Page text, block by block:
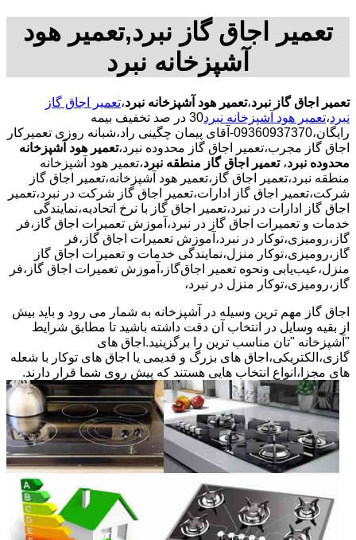
تعمیر اجاق گاز نبرد,تعمیر هود
آشپزخانه نبرد
تعمیر اجاق گاز نبرد،تعمیر هود آشپزخانه نبرد،تعمیر اجاق گاز
نبرد،تعمیر هود آشپزخانه نبرد
30 در صد تخفیف بیمه
رایگان،09360937370-آقای پیمان چگینی راد،شبانه روزی تعمیرکار
اجاق گاز مجرب،تعمیر اجاق گاز محدوده نبرد،تعمیر هود آشپزخانه
محدوده نبرد، تعمیر اجاق گاز منطقه نبرد،تعمیر هود آشپزخانه
منطقه نبرد،تعمیر اجاق گاز،تعمیر هود آشپزخانه،تعمیر اجاق گاز
شرکت،تعمیر اجاق گاز ادارات،تعمیر اجاق گاز شرکت در نبرد،تعمیر
اجاق گاز ادارات در نبرد،تعمیر اجاق گاز با نرخ اتحادیه،نمایندگی
خدمات و تعمیرات اجاق گاز در نبرد،آموزش تعمیرات اجاق گاز،فر
گاز،رومیزی،توکار در نبرد،آموزش تعمیرات اجاق گاز،فر
گاز،رومیزی،توکار منزل،نمایندگی خدمات و تعمیرات اجاق گاز
منزل،عیب‌یابی ونحوه تعمیر اجاق‌گاز،آموزش تعمیرات اجاق گاز،فر
گاز،رومیزی،توکار منزل در نبرد،
اجاق گاز مهم ترین وسیله در آشپزخانه به شمار می رود و باید بیش
از بقیه وسایل در انتخاب آن دقت داشته باشید تا مطابق شرایط
"آشپزخانه "تان مناسب ترین را برگزینید.اجاق های
گازی،الکتریکی،اجاق های بزرگ و قدیمی یا اجاق های توکار با شعله
های مجزا،انواع انتخاب هایی هستند که پیش روی شما قرار دارند.